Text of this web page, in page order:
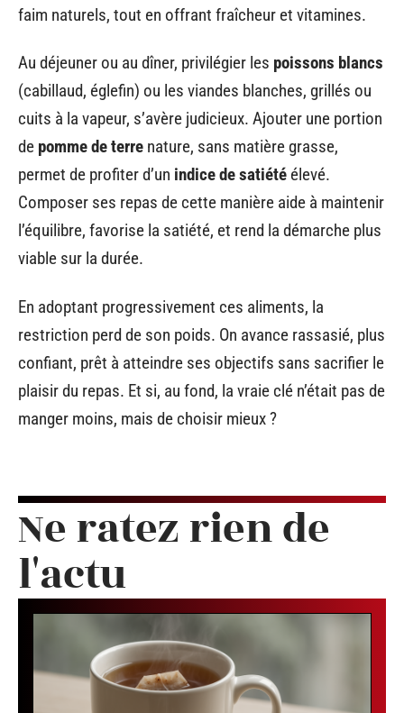
faim naturels, tout en offrant fraîcheur et vitamines.
Au déjeuner ou au dîner, privilégier les poissons blancs
(cabillaud, églefin) ou les viandes blanches, grillés ou
cuits à la vapeur, s’avère judicieux. Ajouter une portion
de pomme de terre nature, sans matière grasse,
permet de profiter d’un indice de satiété élevé.
Composer ses repas de cette manière aide à maintenir
l’équilibre, favorise la satiété, et rend la démarche plus
viable sur la durée.
En adoptant progressivement ces aliments, la
restriction perd de son poids. On avance rassasié, plus
confiant, prêt à atteindre ses objectifs sans sacrifier le
plaisir du repas. Et si, au fond, la vraie clé n’était pas de
manger moins, mais de choisir mieux ?
Ne ratez rien de
l'actu